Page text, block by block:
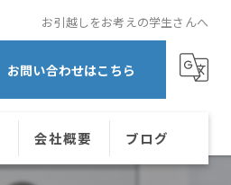
お引越しをお考えの学生さんへ
お問い合わせはこちら
会社概要 ブログ